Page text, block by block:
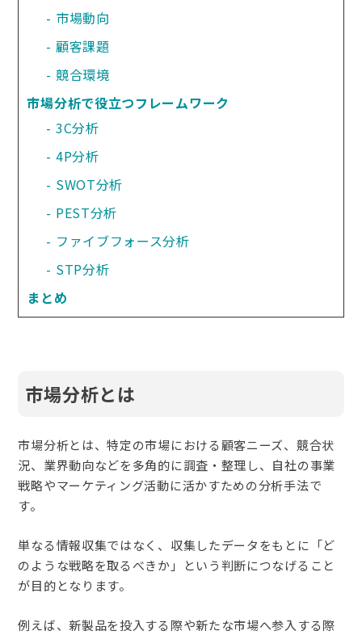
市場動向
顧客課題
競合環境
市場分析で役立つフレームワーク
3C分析
4P分析
SWOT分析
PEST分析
ファイブフォース分析
STP分析
まとめ
市場分析とは
市場分析とは、特定の市場における顧客ニーズ、競合状
況、業界動向などを多角的に調査・整理し、自社の事業
戦略やマーケティング活動に活かすための分析手法で
す。
単なる情報収集ではなく、収集したデータをもとに「ど
のような戦略を取るべきか」という判断につなげること
が目的となります。
例えば、新製品を投入する際や新たな市場へ参入する際